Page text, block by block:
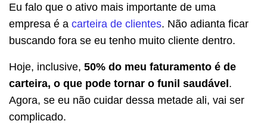
Eu falo que o ativo mais importante de uma
empresa é a carteira de clientes. Não adianta ficar
buscando fora se eu tenho muito cliente dentro.
Hoje, inclusive, 50% do meu faturamento é de
carteira, o que pode tornar o funil saudável.
Agora, se eu não cuidar dessa metade ali, vai ser
complicado.